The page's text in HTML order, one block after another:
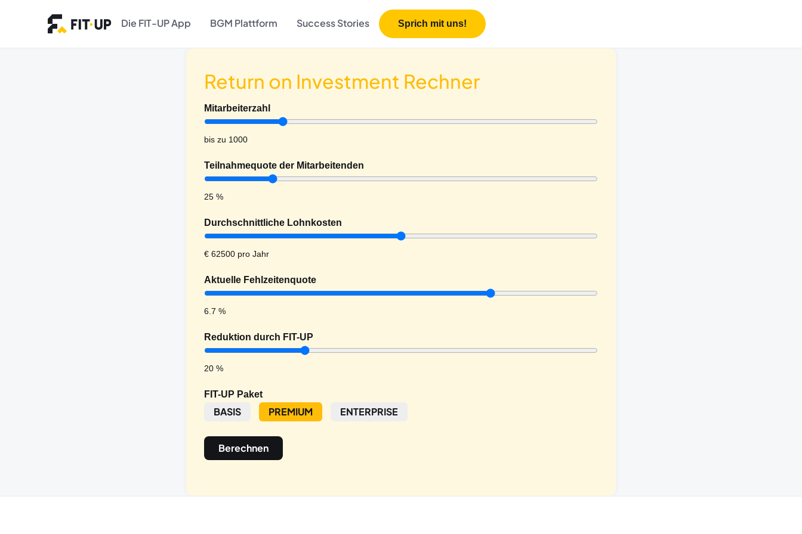
Die FIT-UP App BGM Plattform Success Stories Sprich mit uns!
Return on Investment Rechner
Mitarbeiterzahl
bis zu 1000
Teilnahmequote der Mitarbeitenden
25 %
Durchschnittliche Lohnkosten
€ 62500 pro Jahr
Aktuelle Fehlzeitenquote
6.7 %
Reduktion durch FIT-UP
20 %
FIT-UP Paket
BASIS PREMIUM ENTERPRISE
Berechnen